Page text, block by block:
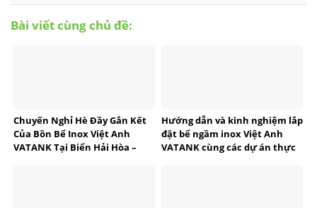
Bài viết cùng chủ đề:
Chuyến Nghỉ Hè Đầy Gắn Kết
Của Bồn Bể Inox Việt Anh
VATANK Tại Biển Hải Hòa –
Hướng dẫn và kinh nghiệm lắp
đặt bể ngầm inox Việt Anh
VATANK cùng các dự án thực